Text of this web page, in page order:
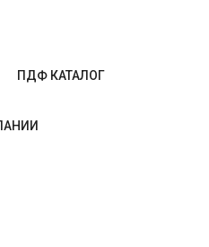
ПДФ КАТАЛОГ